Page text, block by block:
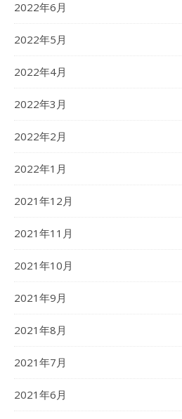
2022年6月
2022年5月
2022年4月
2022年3月
2022年2月
2022年1月
2021年12月
2021年11月
2021年10月
2021年9月
2021年8月
2021年7月
2021年6月